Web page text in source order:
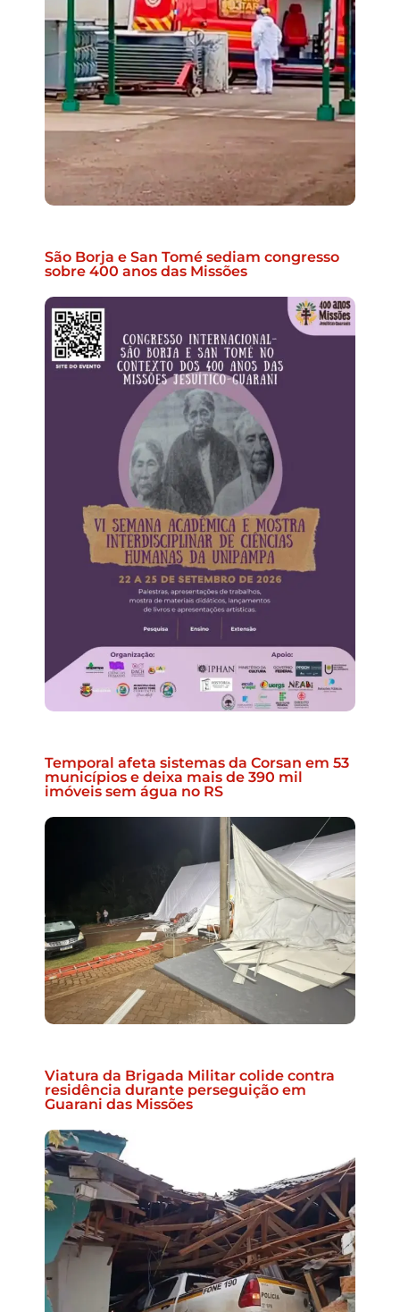
São Borja e San Tomé sediam congresso
sobre 400 anos das Missões
Temporal afeta sistemas da Corsan em 53
municípios e deixa mais de 390 mil
imóveis sem água no RS
Viatura da Brigada Militar colide contra
residência durante perseguição em
Guarani das Missões